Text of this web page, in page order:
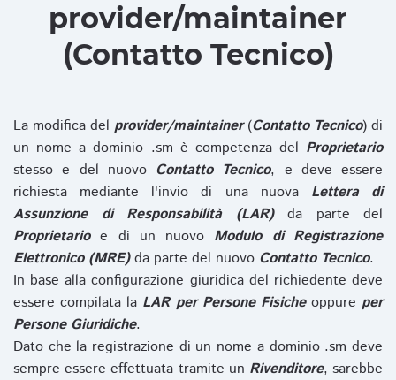
provider/maintainer
(Contatto Tecnico)
La modifica del provider/maintainer(Contatto Tecnico) di
un nome a dominio .sm è competenza del Proprietario
stesso e del nuovo Contatto Tecnico, e deve essere
richiesta mediante l'invio di una nuova Lettera di
Assunzione di Responsabilità (LAR)da parte del
Proprietarioe di un nuovo Modulo di Registrazione
Elettronico (MRE)da parte del nuovo Contatto Tecnico.
In base alla configurazione giuridica del richiedente deve
essere compilata la LAR per Persone Fisicheoppure per
Persone Giuridiche.
Dato che la registrazione di un nome a dominio .sm deve
sempre essere effettuata tramite un Rivenditore, sarebbe